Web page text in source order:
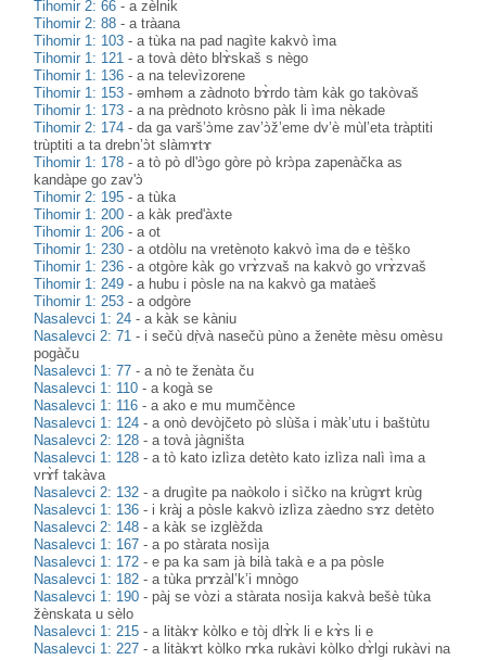
Tihomir 2: 66 -a zèlnik
Tihomir 2: 88 -a tràana
Tihomir 1: 103 -a tùka na pad nagìte kakvò ìma
Tihomir 1: 121 -a tovà dèto blɤ̀skaš s nègo
Tihomir 1: 136 -a na televìzorene
Tihomir 1: 153 -əmhəm a zàdnoto bɤ̀rdo tàm kàk go takòvaš
Tihomir 1: 173 -a na prèdnoto kròsno pàk li ìma nèkade
Tihomir 2: 174 -da ga varš’ɔ̀me zav’ɔ̀ž’eme dv’è mùl’eta tràptiti
trùptiti a ta drebn’ɔ̀t slàmɤtɤ
Tihomir 1: 178 -a tò pò dl'ɔ̀go gòre pò krɔ̀pa zapenàčka as
kandàpe go zav'ɔ̀
Tihomir 2: 195 -a tùka
Tihomir 1: 200 -a kàk pred'àxte
Tihomir 1: 206 -a ot
Tihomir 1: 230 -a otdòlu na vretènoto kakvò ìma də e tèško
Tihomir 1: 236 -a otgòre kàk go vrɤ̀zvaš na kakvò go vrɤ̀zvaš
Tihomir 1: 249 -a hubu i pòsle na na kakvò ga matàeš
Tihomir 1: 253 -a odgòre
Nasalevci 1: 24 -a kàk se kàniu
Nasalevci 2: 71 - i sečù dṛ̀và nasečù pùno a ženète mèsu omèsu
pogàču
Nasalevci 1: 77 -a nò te ženàta ču
Nasalevci 1: 110 -a kogà se
Nasalevci 1: 116 -a ako e mu mumčènce
Nasalevci 1: 124 -a onò devòjčeto pò slùša i màk’utu i baštùtu
Nasalevci 2: 128 -a tovà jàgništa
Nasalevci 1: 128 -a tò kato izlìza detèto kato izlìza nalì ìma a
vrɤ̀f takàva
Nasalevci 2: 132 -a drugìte pa naòkolo i sìčko na krùgɤt krùg
Nasalevci 1: 136 - i kràj a pòsle kakvò izlìza zàedno sɤz detèto
Nasalevci 2: 148 -a kàk se izglèžda
Nasalevci 1: 167 -a po stàrata nosìja
Nasalevci 1: 172 -e pa ka sam jà bilà takà e a pa pòsle
Nasalevci 1: 182 -a tùka prɤzàl’k’i mnògo
Nasalevci 1: 190 -pàj se vòzi a stàrata nosìja kakvà bešè tùka
žènskata u sèlo
Nasalevci 1: 215 -a litàkɤ kòlko e tòj dlɤ̀k li e kɤ̀s li e
Nasalevci 1: 227 -a litàkɤt kòlko rɤka rukàvi kòlko dɤ̀lgi rukàvi na